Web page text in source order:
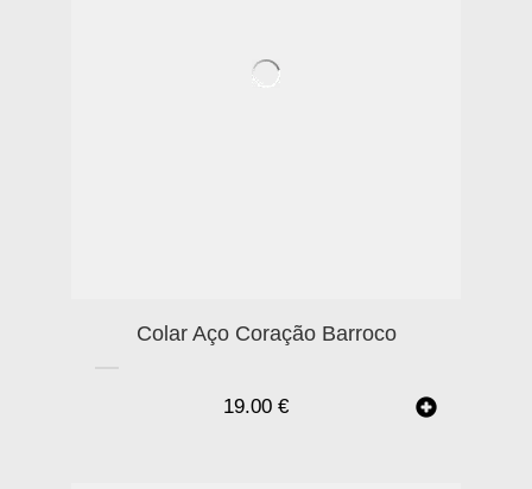
Colar Aço Coração Barroco
19.00 €